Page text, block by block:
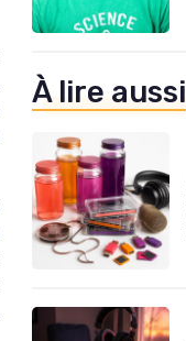
À lire aussi